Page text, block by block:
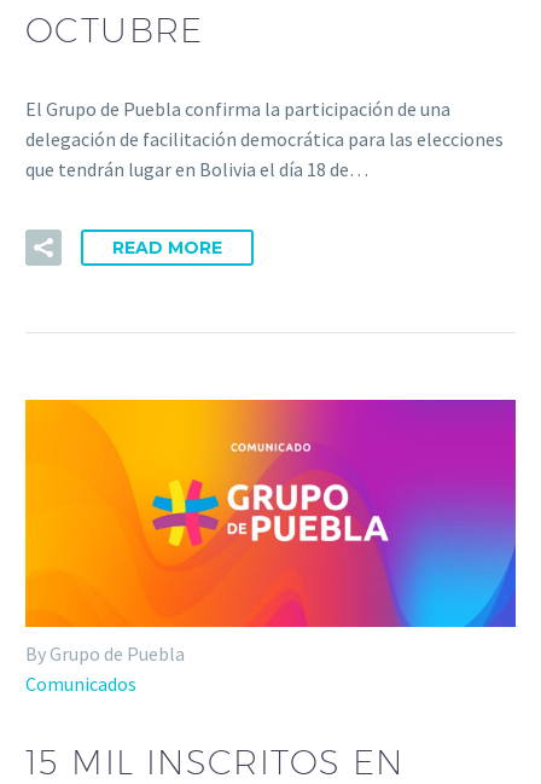
OCTUBRE
El Grupo de Puebla confirma la participación de una
delegación de facilitación democrática para las elecciones
que tendrán lugar en Bolivia el día 18 de…
READ MORE
By Grupo de Puebla
Comunicados
15 MIL INSCRITOS EN